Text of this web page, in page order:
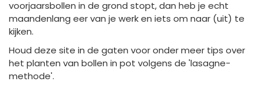
voorjaarsbollen in de grond stopt, dan heb je echt
maandenlang eer van je werk en iets om naar (uit) te
kijken.
Houd deze site in de gaten voor onder meer tips over
het planten van bollen in pot volgens de 'lasagne-
methode'.